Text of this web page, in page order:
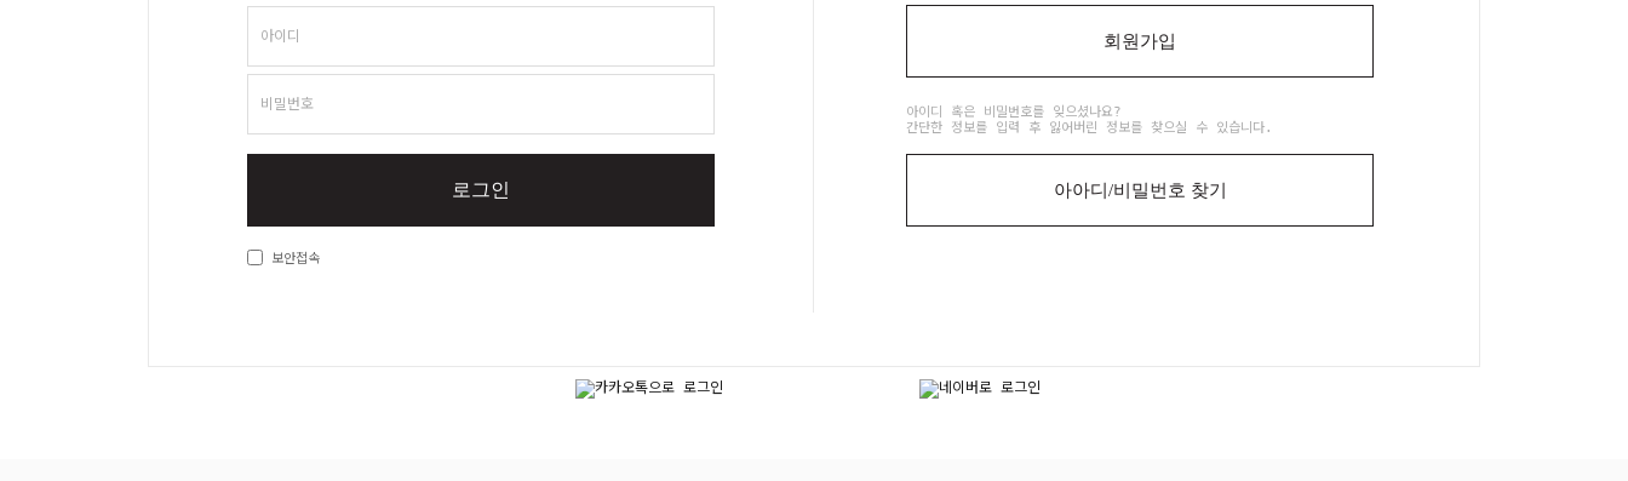
아이디
비밀번호
로그인
보안접속
회원가입
아이디 혹은 비밀번호를 잊으셨나요?
간단한 정보를 입력 후 잃어버린 정보를 찾으실 수 있습니다.
아아디/비밀번호 찾기